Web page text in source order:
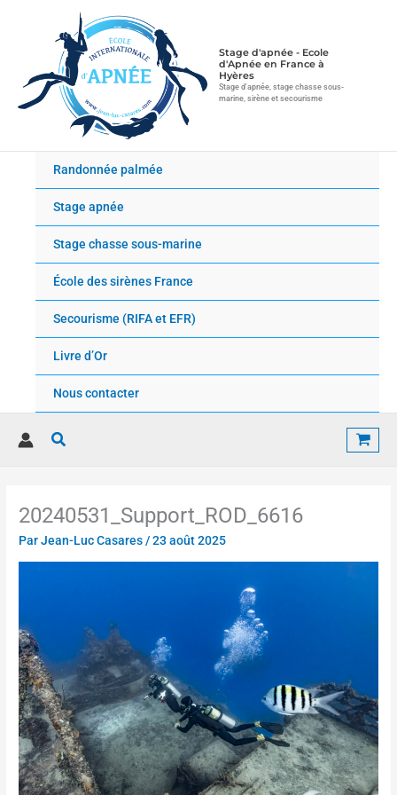
Stage d'apnée - Ecole
d'Apnée en France à
Hyères
Stage d'apnée, stage chasse sous-
marine, sirène et secourisme
Randonnée palmée
Stage apnée
Stage chasse sous-marine
École des sirènes France
Secourisme (RIFA et EFR)
Livre d’Or
Nous contacter
Rechercher
20240531_Support_ROD_6616
ParJean-Luc Casares/23 août 2025